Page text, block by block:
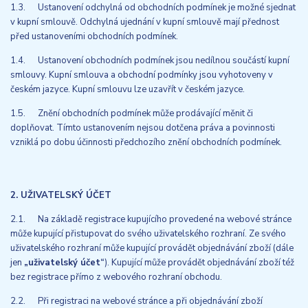
1.3. Ustanovení odchylná od obchodních podmínek je možné sjednat
v kupní smlouvě. Odchylná ujednání v kupní smlouvě mají přednost
před ustanoveními obchodních podmínek.
1.4. Ustanovení obchodních podmínek jsou nedílnou součástí kupní
smlouvy. Kupní smlouva a obchodní podmínky jsou vyhotoveny v
českém jazyce. Kupní smlouvu lze uzavřít v českém jazyce.
1.5. Znění obchodních podmínek může prodávající měnit či
doplňovat. Tímto ustanovením nejsou dotčena práva a povinnosti
vzniklá po dobu účinnosti předchozího znění obchodních podmínek.
2. UŽIVATELSKÝ ÚČET
2.1. Na základě registrace kupujícího provedené na webové stránce
může kupující přistupovat do svého uživatelského rozhraní. Ze svého
uživatelského rozhraní může kupující provádět objednávání zboží (dále
jen „uživatelský účet“). Kupující může provádět objednávání zboží též
bez registrace přímo z webového rozhraní obchodu.
2.2. Při registraci na webové stránce a při objednávání zboží